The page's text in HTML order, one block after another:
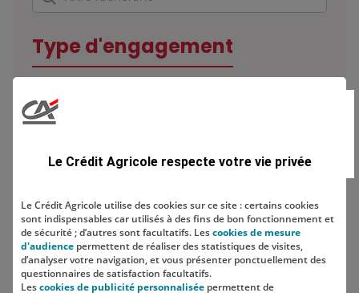
Type d'engagement
Localisation
Le Crédit Agricole respecte votre vie privée
Le Crédit Agricole utilise des cookies sur ce site : certains cookies
sont indispensables car utilisés à des fins de bon fonctionnement et
de sécurité ; d’autres sont facultatifs. Lescookies de mesure
d'audience permettent de réaliser des statistiques de visites,
d’analyser votre navigation, et vous présenter ponctuellement des
questionnaires de satisfaction facultatifs.
Lescookies de publicité personnalisée permettent de